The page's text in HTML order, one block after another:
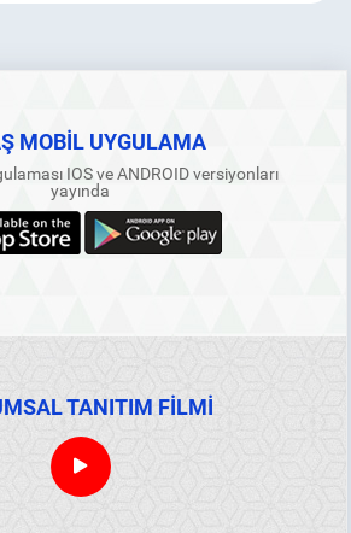
MOBİL UYGULAMA
IOS ve ANDROID versiyonları
yayında
TANITIM FİLMİ